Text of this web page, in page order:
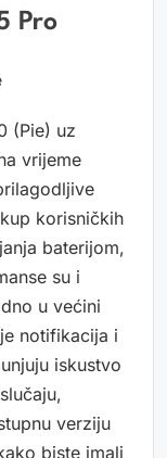
Pro
(Pie) uz
vrijeme
korisničkih
baterijom,
su i
u većini
notifikacija i
iskustvo
verziju
biste imali